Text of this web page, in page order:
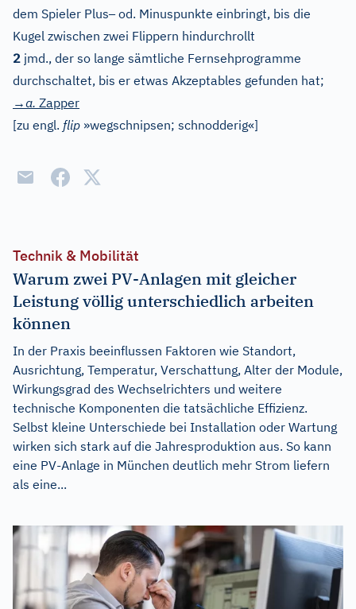
dem Spieler Plus–od. Minuspunkte einbringt, bis die
Kugel zwischen zwei Flippern hindurchrollt
2 jmd., der so lange sämtliche Fernsehprogramme
durchschaltet, bis er etwas Akzeptables gefunden hat;
→a. Zapper
[zu engl. flip »wegschnipsen; schnodderig«]
Technik & Mobilität
Warum zwei PV-Anlagen mit gleicher
Leistung völlig unterschiedlich arbeiten
können
In der Praxis beeinflussen Faktoren wie Standort,
Ausrichtung, Temperatur, Verschattung, Alter der Module,
Wirkungsgrad des Wechselrichters und weitere
technische Komponenten die tatsächliche Effizienz.
Selbst kleine Unterschiede bei Installation oder Wartung
wirken sich stark auf die Jahresproduktion aus. So kann
eine PV-Anlage in München deutlich mehr Strom liefern
als eine...